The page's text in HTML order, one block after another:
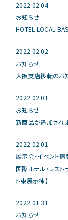
2022.02.04
お知らせ
HOTEL LOCAL
2022.02.02
お知らせ
大阪支店移転のお
2022.02.01
お知らせ
新商品が追加され
2022.02.01
展示会・イベント情
国際ホテル・レス
ト東展示棟】
2022.01.31
お知らせ